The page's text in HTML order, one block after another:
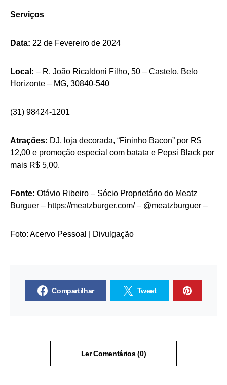
Serviços
Data: 22 de Fevereiro de 2024
Local: – R. João Ricaldoni Filho, 50 – Castelo, Belo
Horizonte – MG, 30840-540
(31) 98424-1201
Atrações: DJ, loja decorada, “Fininho Bacon” por R$
12,00 e promoção especial com batata e Pepsi Black por
mais R$ 5,00.
Fonte: Otávio Ribeiro – Sócio Proprietário do Meatz
Burguer – https://meatzburger.com/– @meatzburguer –
Foto: Acervo Pessoal | Divulgação
Compartilhar Tweet
Ler Comentários (0)